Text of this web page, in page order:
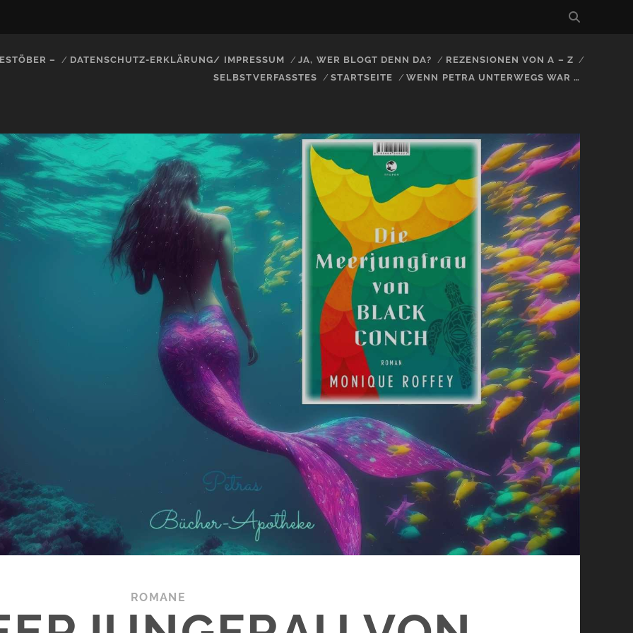
– DATENSCHUTZ-ERKLÄRUNG/ IMPRESSUM JA, WER BLOGT DENN DA?
REZENSIONEN VON A – Z
SELBSTVERFASSTES
STARTSEITE WENN PETRA UNTERWEGS WAR …
ROMANE